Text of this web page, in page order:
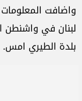
واضافت
لبنان في واشنطن
بلدة الطيري امس.